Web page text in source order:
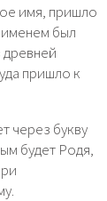
имя, пришло
именем был
древней
пришло к
через букву
будет Родя,